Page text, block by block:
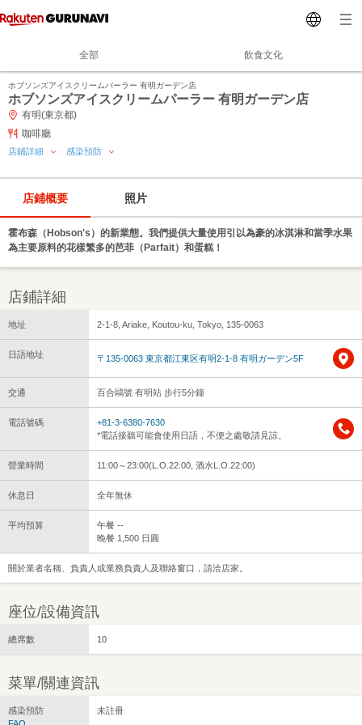
全部 飲食文化
ホブソンズアイスクリームパーラー 有明ガーデン店
ホブソンズアイスクリームパーラー 有明ガーデン店
有明(東京都)
咖啡廳
店鋪詳細 感染預防
店鋪概要 照片
霍布森（Hobson's）的新業態。我們提供大量使用引以為豪的冰淇淋和當季水果
為主要原料的花樣繁多的芭菲（Parfait）和蛋糕！
店鋪詳細
地址 2-1-8, Ariake, Koutou-ku, Tokyo, 135-0063
日語地址 〒135-0063 東京都江東区有明2-1-8 有明ガーデン5F
交通 百合鷗號 有明站 步行5分鐘
電話號碼
+81-3-6380-7630
*電話接聽可能會使用日語，不便之處敬請見諒。
營業時間 11:00～23:00(L.O.22:00, 酒水L.O.22:00)
休息日 全年無休
平均預算
午餐 --
晚餐 1,500 日圓
關於業者名稱、負責人或業務負責人及聯絡窗口，請洽店家。
座位/設備資訊
總席數 10
菜單/關連資訊
感染預防
FAQ
未註冊